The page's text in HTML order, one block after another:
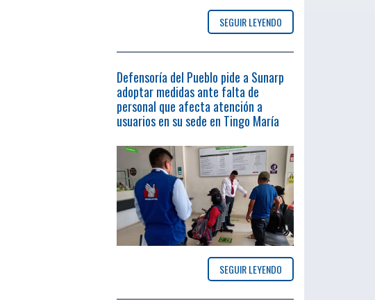
SEGUIR LEYENDO
Defensoría del Pueblo pide a Sunarp
adoptar medidas ante falta de
personal que afecta atención a
usuarios en su sede en Tingo María
SEGUIR LEYENDO